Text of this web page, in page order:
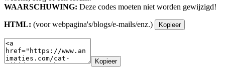
WAARSCHUWING: Deze codes moeten niet worden gewijzigd!
HTML: (voor webpagina's/blogs/e-mails/enz.) Kopieer
Kopieer